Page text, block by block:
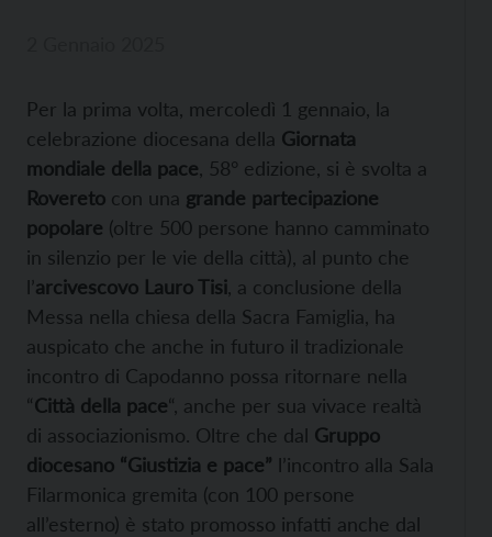
Per la prima volta, mercoledì 1 gennaio, la
celebrazione diocesana della Giornata
mondiale della pace , 58° edizione, si è svolta a
Rovereto con una grande partecipazione
popolare (oltre 500 persone hanno camminato
in silenzio per le vie della città), al punto che
l’arcivescovo Lauro Tisi , a conclusione della
Messa nella chiesa della Sacra Famiglia, ha
auspicato che anche in futuro il tradizionale
incontro di Capodanno possa ritornare nella
“Città della pace“, anche per sua vivace realtà
di associazionismo. Oltre che dal Gruppo
diocesano “Giustizia e pace” l’incontro alla Sala
Filarmonica gremita (con 100 persone
all’esterno) è stato promosso infatti anche dal